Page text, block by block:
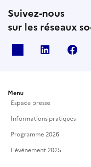
Suivez-nous
sur les réseaux
Linkedin
Menu
Espace presse
Informations pratiques
Programme 2026
L'événement 2025